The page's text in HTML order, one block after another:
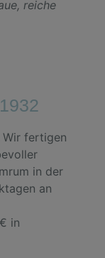
reiche
Wir fertigen
in der
an
in